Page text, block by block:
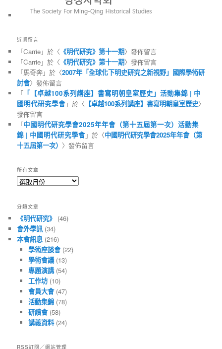
近期留言
「Carrie」於〈 《明代研究》第十一期〉發佈留言
「Carrie」於〈 《明代研究》第十一期〉發佈留言
「馬奇奔」於〈2007年「全球化下明史研究之新視野」國際學術研
討會〉發佈留言
「 「【卓越100系列講座】書寫明朝皇室歷史」活動集錦 | 中
國明代研究學會」於〈 【卓越100系列講座】書寫明朝皇室歷史〉
發佈留言
「中國明代研究學會2025年年會（第十五屆第一次）活動集
錦 | 中國明代研究學會」於〈中國明代研究學會2025年年會（第
十五屆第一次） 〉發佈留言
所有文章
所
章
分類文章
《明代研究》 (46)
會外學訊(34)
本會訊息 (216)
學術座談會(22)
學術會議(13)
專題演講(54)
工作坊(10)
會員大會(47)
活動集錦(78)
研讀會(58)
講義資料(24)
RSS訂閱／網站管理